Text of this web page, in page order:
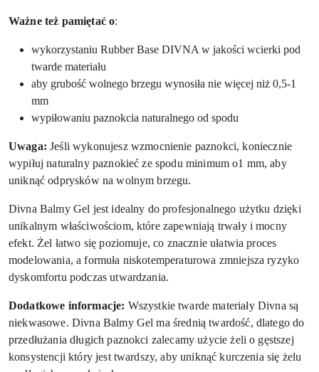
Ważne też pamiętać o:
wykorzystaniu Rubber Base DIVNA w jakości wcierki pod
twarde materiału
aby grubość wolnego brzegu wynosiła nie więcej niż 0,5-1
mm
wypiłowaniu paznokcia naturalnego od spodu
Uwaga: Jeśli wykonujesz wzmocnienie paznokci, koniecznie
wypiłuj naturalny paznokieć ze spodu minimum o1 mm, aby
uniknąć odprysków na wolnym brzegu.
Divna Balmy Gel jest idealny do profesjonalnego użytku dzięki
unikalnym właściwościom, które zapewniają trwały i mocny
efekt. Żel łatwo się poziomuje, co znacznie ułatwia proces
modelowania, a formuła niskotemperaturowa zmniejsza ryzyko
dyskomfortu podczas utwardzania.
Dodatkowe informacje: Wszystkie twarde materiały Divna są
niekwasowe. Divna Balmy Gel ma średnią twardość, dlatego do
przedłużania długich paznokci zalecamy użycie żeli o gęstszej
konsystencji który jest twardszy, aby uniknąć kurczenia się żelu